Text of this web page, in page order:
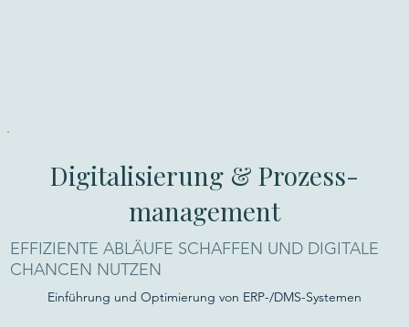
Digitalisierung & Prozess-
management
EFFIZIENTE ABLÄUFE SCHAFFEN UND DIGITALE
CHANCEN NUTZEN
Einführung und Optimierung von ERP-/DMS-Systemen